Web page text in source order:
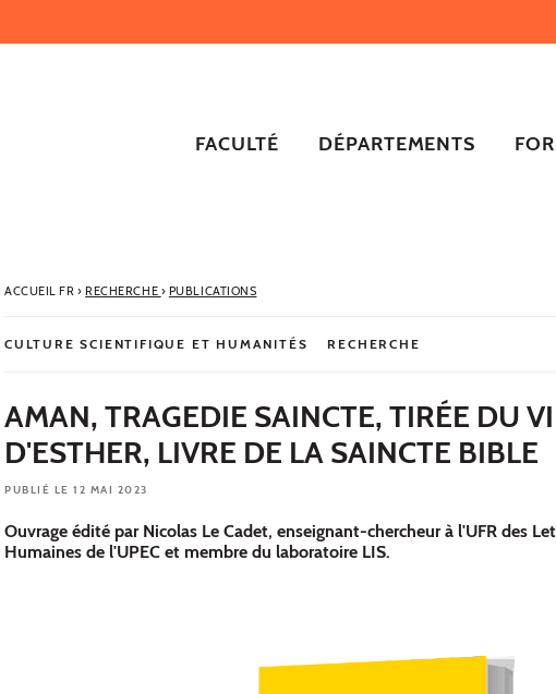
FACULTÉ DÉPARTEMENTS
ACCUEIL FR› RECHERCHE › PUBLICATIONS
CULTURE SCIENTIFIQUE ET HUMANITÉS RECHERCHE
AMAN, TRAGEDIE SAINCTE, TIRÉE DU
D'ESTHER, LIVRE DE LA SAINCTE BIBLE
PUBLIÉ LE 12 MAI 2023
Ouvrage édité par Nicolas Le Cadet, enseignant-chercheur à l'UFR des
Humaines de l'UPEC et membre du laboratoire LIS.